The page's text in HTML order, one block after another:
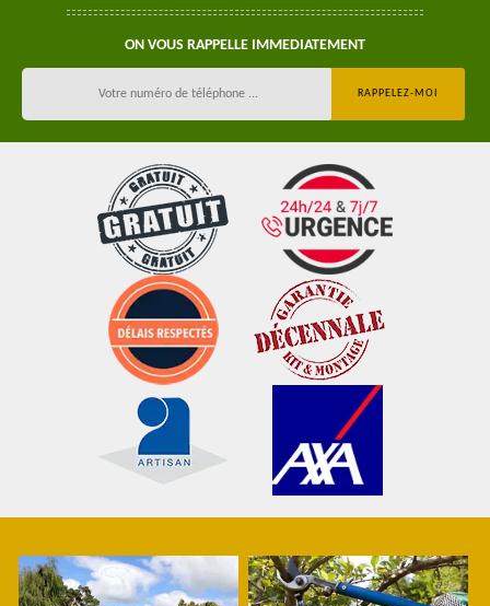
ON VOUS RAPPELLE IMMEDIATEMENT